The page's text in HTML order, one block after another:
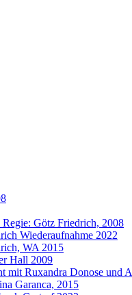
Götz Friedrich, 2008
Wiederaufnahme 2022
WA 2015
Hall 2009
mit Ruxandra Donose und
Garanca, 2015